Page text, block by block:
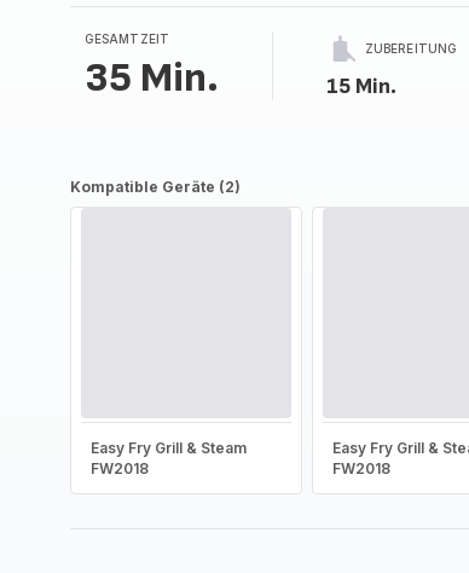
5
Sternen
(Durchschnitt)
GESAMTZEIT
35 Min.
ZUBEREITUNG
15 Min.
Kompatible Geräte (2)
Easy Fry Grill & Steam
FW2018
Easy Fry Grill &
FW2018